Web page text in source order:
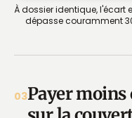
À dossier identique, l'écart
dépasse couramment
03Payer